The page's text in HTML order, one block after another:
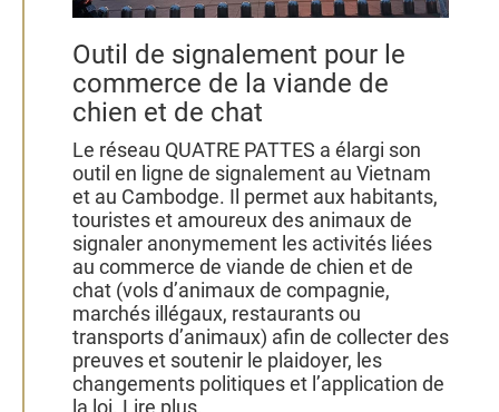
Outil de signalement pour le
commerce de la viande de
chien et de chat
Le réseau QUATRE PATTES a élargi son
outil en ligne de signalement au Vietnam
et au Cambodge. Il permet aux habitants,
touristes et amoureux des animaux de
signaler anonymement les activités liées
au commerce de viande de chien et de
chat (vols d’animaux de compagnie,
marchés illégaux, restaurants ou
transports d’animaux) afin de collecter des
preuves et soutenir le plaidoyer, les
changements politiques et l’application de
la loi. Lire plus.